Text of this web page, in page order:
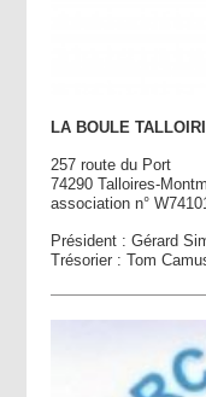
LA BOULE
257 route du Port
74290 Talloires-
association n°
Président : Gérard
Trésorier : Tom